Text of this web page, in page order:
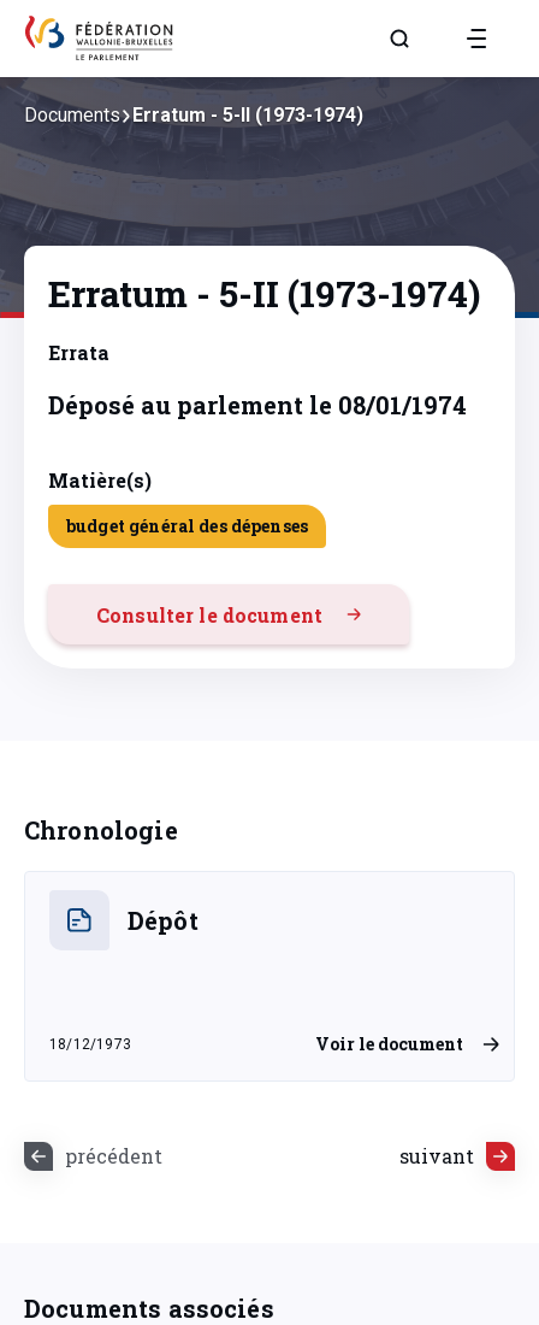
Aller à la page
Documents Erratum - 5-II (1973-1974)
Erratum - 5-II (1973-1974)
Errata
Déposé au parlement le 08/01/1974
Matière(s)
budget général des dépenses
Consulter le document
Chronologie
Dépôt
18/12/1973
mardi 18 décembre 1973
Voir le document
précédent suivant
Documents associés